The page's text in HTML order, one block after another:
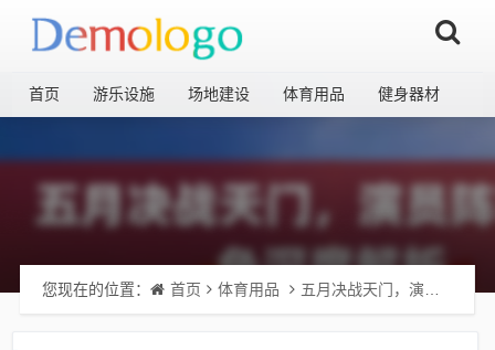
首页 游乐设施 场地建设 体育用品 健身器材
您现在的位置： 首页 体育用品 五月决战天门，演员阵容及角色深度解析